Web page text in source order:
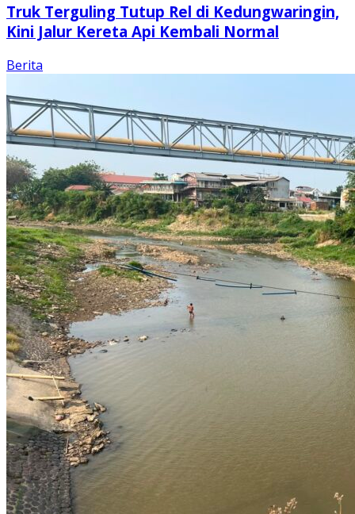
Truk Terguling Tutup Rel di Kedungwaringin,
Kini Jalur Kereta Api Kembali Normal
Berita